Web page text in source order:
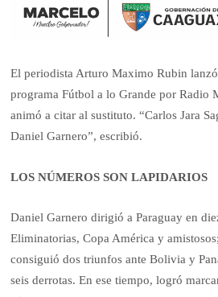
El periodista Arturo Maximo Rubin
programa Fútbol a lo Grande por Radio
animó a citar al sustituto. “Carlos Jara
Daniel Garnero”, escribió.
LOS NÚMEROS SON LAPIDARIOS
Daniel Garnero dirigió a Paraguay en
Eliminatorias, Copa América y
consiguió dos triunfos ante Bolivia y
seis derrotas. En ese tiempo, logró